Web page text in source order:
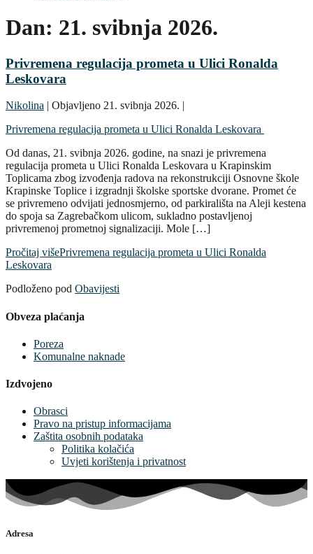
Dan: 21. svibnja 2026.
Privremena regulacija prometa u Ulici Ronalda
Leskovara
Nikolina | Objavljeno 21. svibnja 2026. |
Privremena regulacija prometa u Ulici Ronalda Leskovara
Od danas, 21. svibnja 2026. godine, na snazi je privremena
regulacija prometa u Ulici Ronalda Leskovara u Krapinskim
Toplicama zbog izvođenja radova na rekonstrukciji Osnovne škole
Krapinske Toplice i izgradnji školske sportske dvorane. Promet će
se privremeno odvijati jednosmjerno, od parkirališta na Aleji kestena
do spoja sa Zagrebačkom ulicom, sukladno postavljenoj
privremenoj prometnoj signalizaciji. Mole […]
Pročitaj višePrivremena regulacija prometa u Ulici Ronalda
Leskovara
Podloženo pod Obavijesti
Obveza plaćanja
Poreza
Komunalne naknade
Izdvojeno
Obrasci
Pravo na pristup informacijama
Zaštita osobnih podataka
Politika kolačića
Uvjeti korištenja i privatnost
Adresa